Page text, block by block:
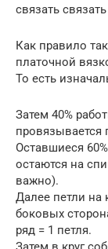
связать
Как правило
платочной
То есть
Затем 40%
Оставшиеся
остаются на
важно).
Далее петли на
боковых
ряд = 1 петля.